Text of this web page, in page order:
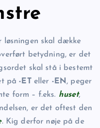
løsningen skal dække
betydning, er det
skal stå i bestemt
på -ETeller -EN , peger
form – f.eks. huset,
er det oftest den
. Kig derfor nøje på de